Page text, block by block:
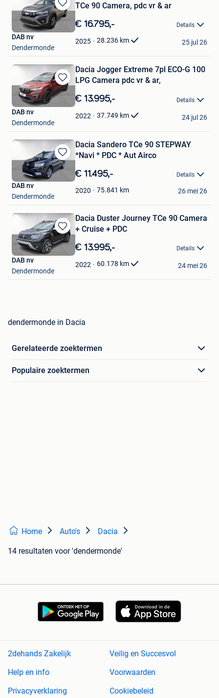
Bewaren
in
Mijn
Favorieten
TCe 90 Camera, pdc vr & ar
€ 16.795,- Details
2025 28.236 km
DAB nv
Dendermonde
25 jul 26
Bewaren
in
Favorieten
Dacia Jogger Extreme 7pl ECO-G 100
LPG Camera pdc vr & ar,
€ 13.995,- Details
2022 37.749 km
DAB nv
Dendermonde
24 jul 26
Bewaren
in
Favorieten
Dacia Sandero TCe 90 STEPWAY
*Navi * PDC * Aut Airco
€ 11.495,- Details
2020 75.841 km
DAB nv
Dendermonde
26 mei 26
Bewaren
in
Favorieten
Dacia Duster Journey TCe 90 Camera
+ Cruise + PDC
€ 13.995,- Details
2022 60.178 km
DAB nv
Dendermonde
24 mei 26
dendermonde in Dacia
Gerelateerde zoektermen
Populaire zoektermen
Home Auto's Dacia
14 resultaten voor 'dendermonde'
2dehands Zakelijk
Veilig en Succesvol
Help en info
Voorwaarden
Privacyverklaring
Cookiebeleid